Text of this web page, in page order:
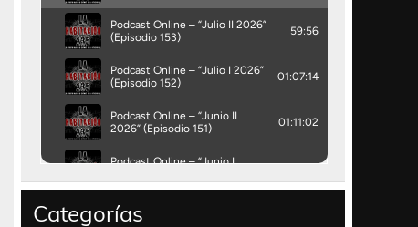
Categorías